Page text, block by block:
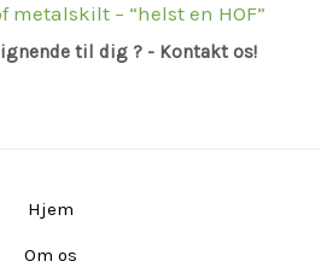
metalskilt – “helst en HOF”
til dig ? - Kontakt os!
Hjem
Om os